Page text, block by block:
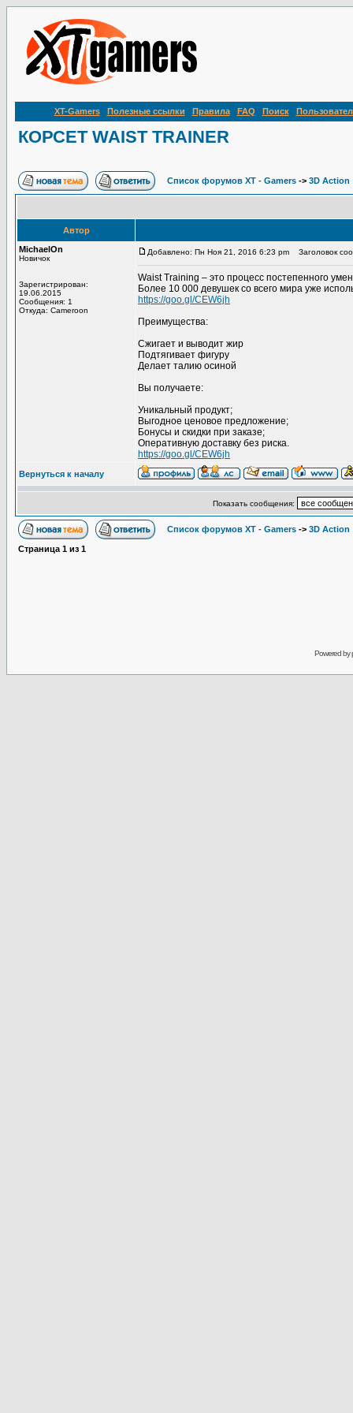
XT-Gamers Полезные ссылки Правила FAQ Поиск
КОРСЕТ WAIST TRAINER
Список форумов XT - Gamers -> 3D Action
Автор
MichaelOn
Новичок
Зарегистрирован:
19.06.2015
Сообщения: 1
Откуда: Cameroon
Добавлено: Пн Ноя 21, 2016 6:23 pm Заголовок
Waist Training – это процесс постепенного
Более 10 000 девушек со всего мира уже
https://goo.gl/CEW6jh
Преимущества:
Сжигает и выводит жир
Подтягивает фигуру
Делает талию осиной
Вы получаете:
Уникальный продукт;
Выгодное ценовое предложение;
Бонусы и скидки при заказе;
Оперативную доставку без риска.
https://goo.gl/CEW6jh
Вернуться к началу
Показать сообщения:
Список форумов XT - Gamers -> 3D Action
Страница 1 из 1
Powered by